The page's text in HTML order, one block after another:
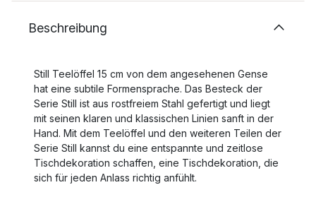
Beschreibung
Still Teelöffel 15 cm von dem angesehenen Gense
hat eine subtile Formensprache. Das Besteck der
Serie Still ist aus rostfreiem Stahl gefertigt und liegt
mit seinen klaren und klassischen Linien sanft in der
Hand. Mit dem Teelöffel und den weiteren Teilen der
Serie Still kannst du eine entspannte und zeitlose
Tischdekoration schaffen, eine Tischdekoration, die
sich für jeden Anlass richtig anfühlt.